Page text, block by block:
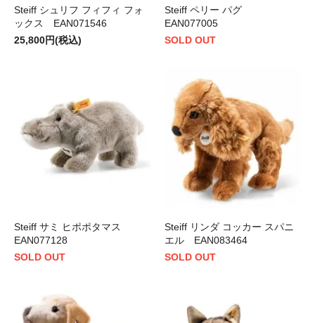
Steiff シュリフ フィフィ フォ
ックス EAN071546
25,800円(税込)
Steiff ペリー パグ
EAN077005
SOLD OUT
Steiff サミ ヒポポタマス
EAN077128
SOLD OUT
Steiff リンダ コッカー スパニ
エル EAN083464
SOLD OUT